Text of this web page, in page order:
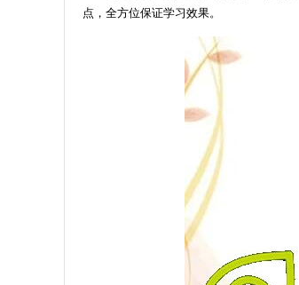
点，全方位保证学习效果。